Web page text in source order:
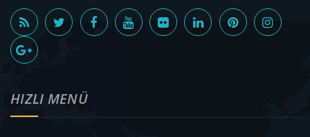
HIZLI MENÜ